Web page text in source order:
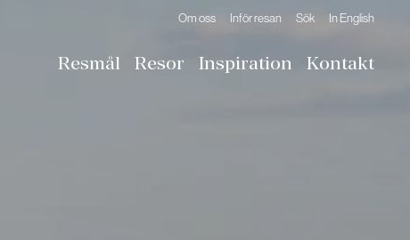
Om oss Inför resan Sök In English
Resmål Resor Inspiration Kontakt